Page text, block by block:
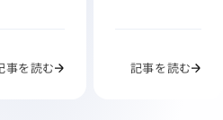
事を読む 記事を読む